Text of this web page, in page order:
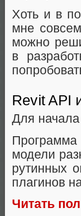
Хоть и в
мне
можно
в
Revit API
Для
модели
рутинных
плагинов
Читать